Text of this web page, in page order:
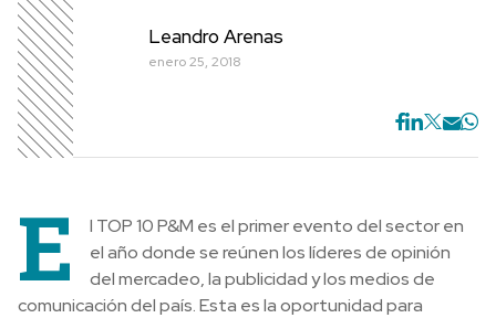
Leandro Arenas
enero 25, 2018
E
l TOP 10 P&M es el primer evento del sector en
el año donde se reúnen los líderes de opinión
del mercadeo, la publicidad y los medios de
comunicación del país. Esta es la oportunidad para